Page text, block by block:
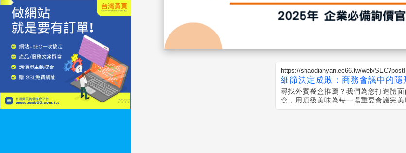
https://shaodianyan.ec66.tw/web/
細節決定成敗：商務會議中的隱
尋找外賓餐盒推薦？我們為您打造體
盒，用頂級美味為每一場重要會議完美